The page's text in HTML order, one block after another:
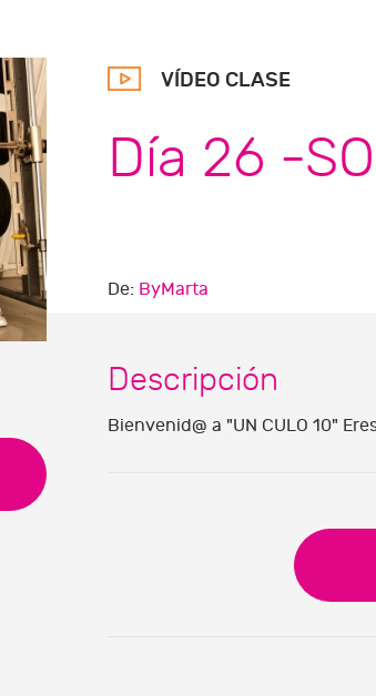
VÍDEO CLASE
Día 26 -
De: ByMarta
Descripción
Bienvenid@ a "UN CULO 10"